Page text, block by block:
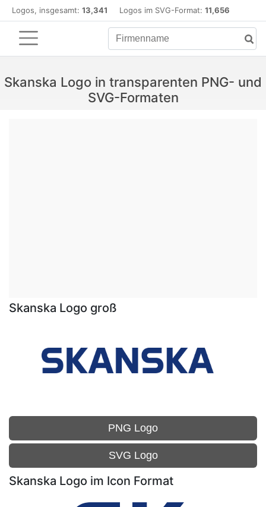
Logos, insgesamt: 13,341 Logos im SVG-Format: 11,656
Skanska Logo in transparenten PNG- und
SVG-Formaten
Skanska Logo groß
PNG Logo
SVG Logo
Skanska Logo im Icon Format